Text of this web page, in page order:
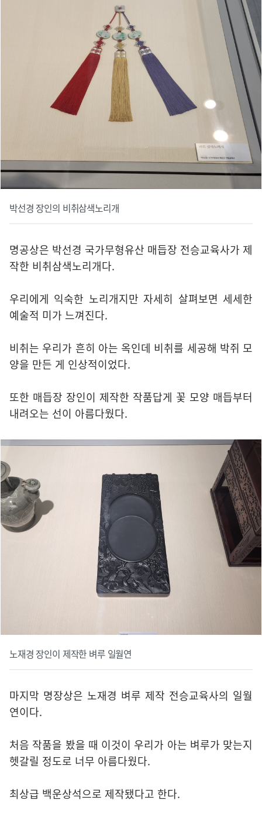
박선경 장인의 비취삼색노리개
명공상은 박선경 국가무형유산 매듭장 전승교육사가 제
작한 비취삼색노리개다.
우리에게 익숙한 노리개지만 자세히 살펴보면 세세한
예술적 미가 느껴진다.
비취는 우리가 흔히 아는 옥인데 비취를 세공해 박쥐 모
양을 만든 게 인상적이었다.
또한 매듭장 장인이 제작한 작품답게 꽃 모양 매듭부터
내려오는 선이 아름다웠다.
노재경 장인이 제작한 벼루 일월연
마지막 명장상은 노재경 벼루 제작 전승교육사의 일월
연이다.
처음 작품을 봤을 때 이것이 우리가 아는 벼루가 맞는지
헷갈릴 정도로 너무 아름다웠다.
최상급 백운상석으로 제작됐다고 한다.